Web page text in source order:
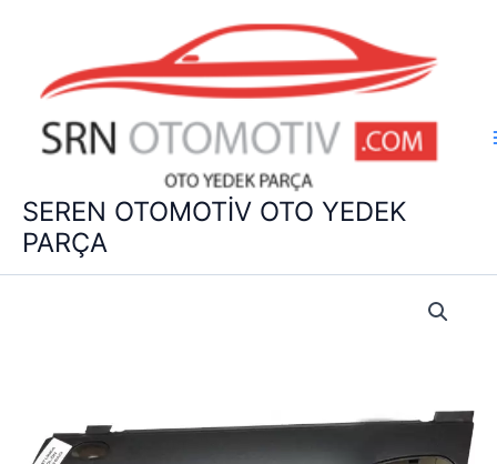
SEREN OTOMOTİV OTO YEDEK
PARÇA